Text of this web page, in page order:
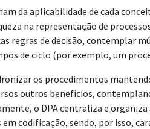
da aplicabilidade de cada
na representação de
regras de decisão, contemplar
de ciclo (por exemplo, um
os procedimentos
outros benefícios,
o DPA centraliza e
codificação, sendo, por isso,